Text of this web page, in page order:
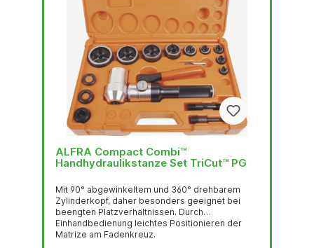
ALFRA Compact Combi™
Handhydraulikstanze Set TriCut™ PG
Mit 90° abgewinkeltem und 360° drehbarem
Zylinderkopf, daher besonders geeignet bei
beengten Platzverhältnissen. Durch
Einhandbedienung leichtes Positionieren der
Matrize am Fadenkreuz.